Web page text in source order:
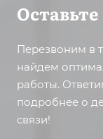
Перезвоним в
найдем
работы.
подробнее о
связи!